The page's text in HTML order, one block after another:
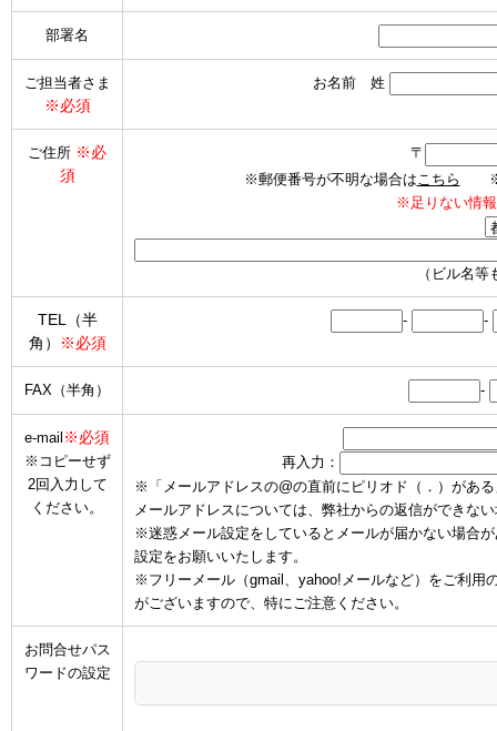
部署名
ご担当者さま
※必須
お名前 姓
ご住所 ※必
須
〒
※郵便番号が不明な場合はこちら ※海
※足りない情
（ビル名
TEL（半
角）
※必須
- -
FAX（半角） -
e-mail ※必須
※コピーせず
2回入力して
ください。
再入力：
※「メールアドレスの@の直前にピリオド（．）があ
メールアドレスについては、弊社からの返信ができな
※迷惑メール設定をしているとメールが届かない場合
設定をお願いいたします。
※フリーメール（gmail、yahoo!メールなど）をご利用
がございますので、特にご注意ください。
お問合せパス
ワードの設定